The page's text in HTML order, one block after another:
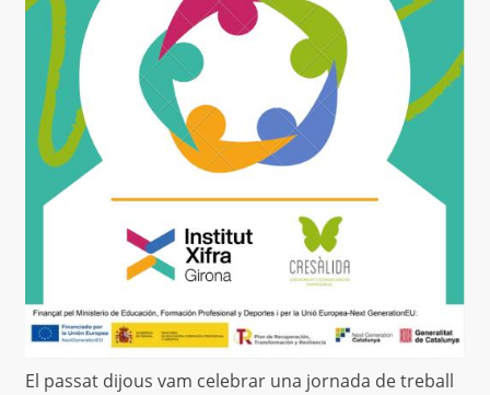
El passat dijous vam celebrar una jornada de treball